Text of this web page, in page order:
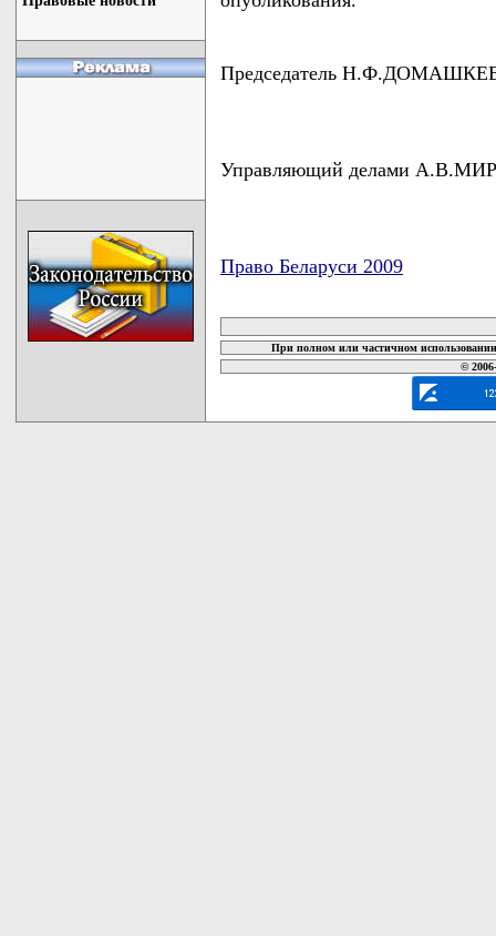
Председатель
Управляющий делами
Право Беларуси 2009
При полном или частичном
©